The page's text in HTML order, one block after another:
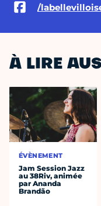
/
À LIRE
ÉVÈNEMENT
Jam Session Jazz
au 38Riv, animée
par Ananda
Brandão